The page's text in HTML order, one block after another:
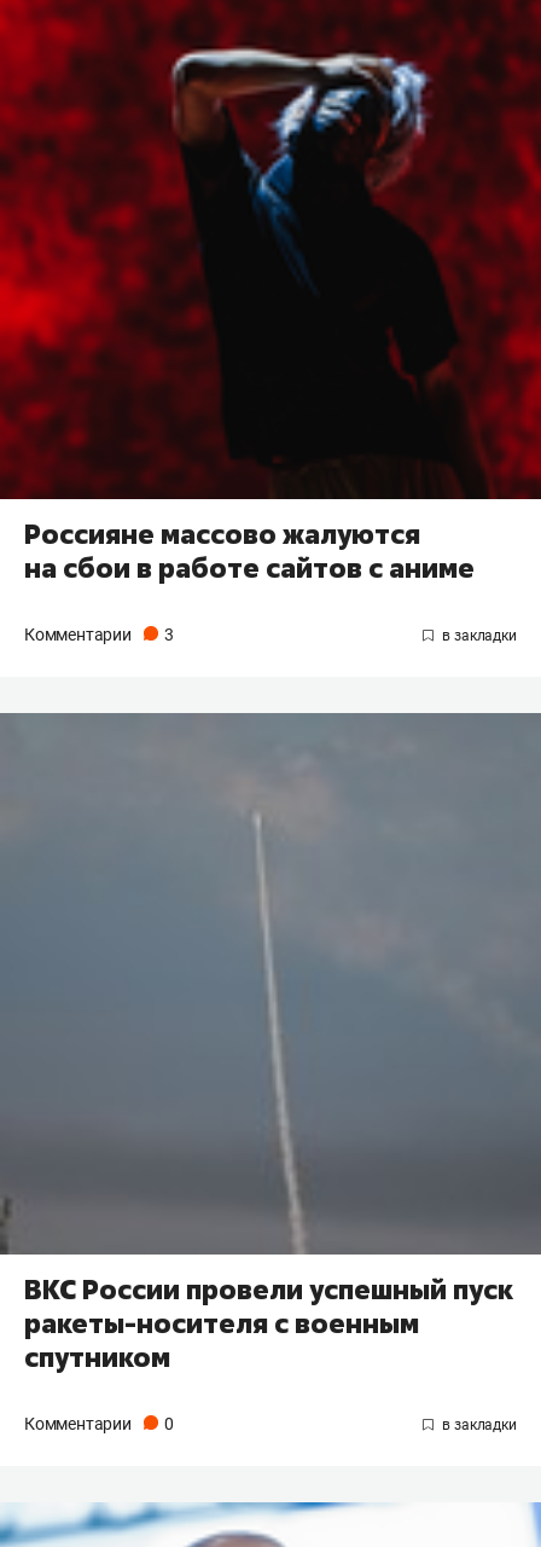
Россияне массово жалуются
на сбои в работе сайтов с аниме
Комментарии 3
ВКС России провели успешный пуск
ракеты-носителя с военным
спутником
Комментарии 0